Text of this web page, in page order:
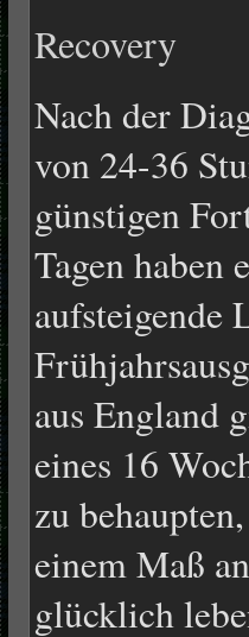
Recovery
Nach der
von 24-36
günstigen
Tagen haben
aufsteigende
aus England
eines 16
zu
einem Maß
glücklich